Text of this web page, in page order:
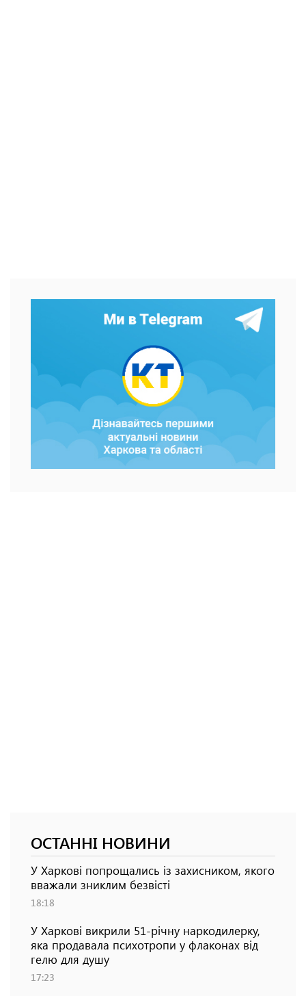
ОСТАННІ НОВИНИ
У Харкові попрощались із захисником, якого
вважали зниклим безвісті
18:18
У Харкові викрили 51-річну наркодилерку,
яка продавала психотропи у флаконах від
гелю для душу
17:23